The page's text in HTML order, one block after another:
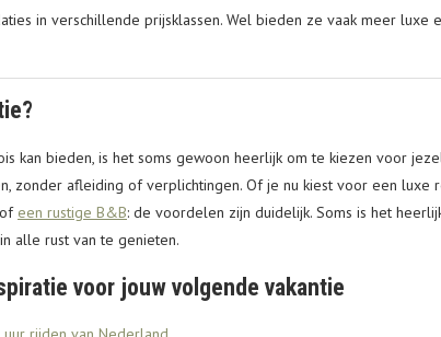
in verschillende prijsklassen. Wel bieden ze vaak meer luxe
kan bieden, is het soms gewoon heerlijk om te kiezen voor
zonder afleiding of verplichtingen. Of je nu kiest voor een luxe
een rustige B&B: de voordelen zijn duidelijk. Soms is het
alle rust van te genieten.
voor jouw volgende vakantie